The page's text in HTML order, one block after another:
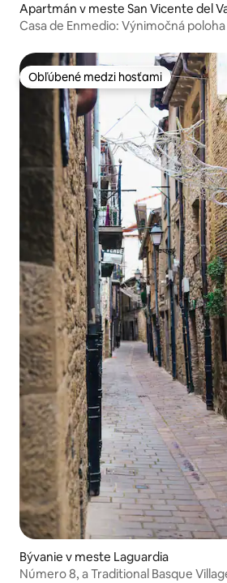
Apartmán v meste San Vicente del
Casa de Enmedio: Výnimočná poloha
Obľúbené medzi hosťami
Obľúbené medzi hosťami
Bývanie v meste Laguardia
Número 8, a Traditional Basque